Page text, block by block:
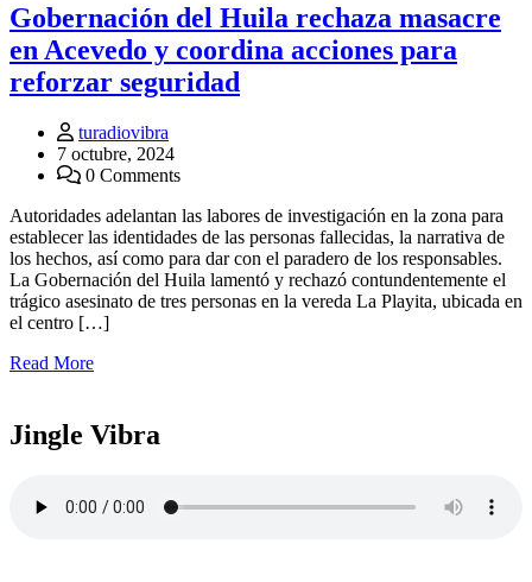
Gobernación del Huila rechaza masacre
en Acevedo y coordina acciones para
reforzar seguridad
turadiovibra
7 octubre, 2024
0 Comments
Autoridades adelantan las labores de investigación en la zona para
establecer las identidades de las personas fallecidas, la narrativa de
los hechos, así como para dar con el paradero de los responsables.
La Gobernación del Huila lamentó y rechazó contundentemente el
trágico asesinato de tres personas en la vereda La Playita, ubicada en
el centro […]
Read More
Jingle Vibra